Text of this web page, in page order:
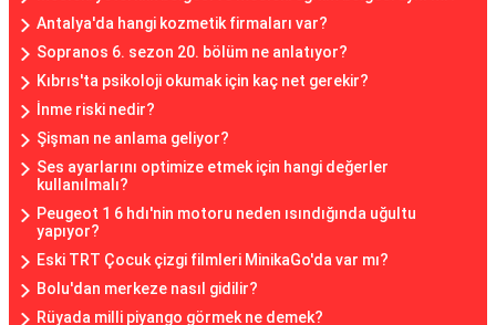
Antalya'da hangi kozmetik firmaları var?
Sopranos 6. sezon 20. bölüm ne anlatıyor?
Kıbrıs'ta psikoloji okumak için kaç net gerekir?
İnme riski nedir?
Şişman ne anlama geliyor?
Ses ayarlarını optimize etmek için hangi değerler
kullanılmalı?
Peugeot 1 6 hdı'nin motoru neden ısındığında uğultu
yapıyor?
Eski TRT Çocuk çizgi filmleri MinikaGo'da var mı?
Bolu'dan merkeze nasıl gidilir?
Rüyada milli piyango görmek ne demek?